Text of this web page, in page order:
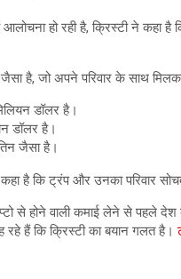
आलोचना हो रही है, क्रिस्टी ने
जैसा है, जो अपने परिवार के साथ
डॉलर है।
डॉलर है।
जैसा है।
कहा है कि ट्रंप और उनका परिवार
से होने वाली कमाई लेने से पहले देश
हैं कि क्रिस्टी का बयान गलत है।